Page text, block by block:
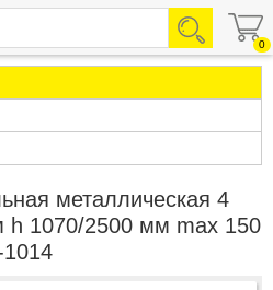
0
металлическая 4
h 1070/2500 мм max 150
1014